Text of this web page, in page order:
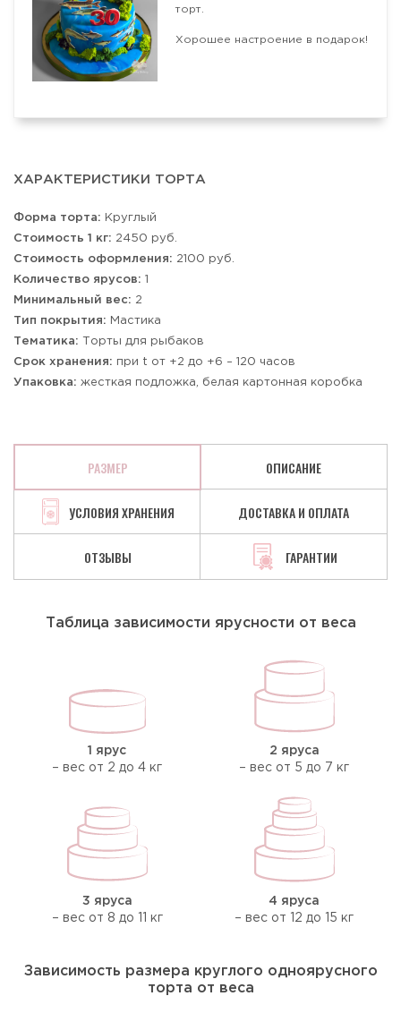
торт.
Хорошее настроение в подарок!
ХАРАКТЕРИСТИКИ ТОРТА
Форма торта: Круглый
Стоимость 1 кг: 2450 руб.
Стоимость оформления: 2100 руб.
Количество ярусов: 1
Минимальный вес: 2
Тип покрытия: Мастика
Тематика: Торты для рыбаков
Срок хранения: при t от +2 до +6 – 120 часов
Упаковка: жесткая подложка, белая картонная коробка
РАЗМЕР ОПИСАНИЕ
УСЛОВИЯ ХРАНЕНИЯ ДОСТАВКА И ОПЛАТА
ОТЗЫВЫ ГАРАНТИИ
Таблица зависимости ярусности от веса
1 ярус
– вес от 2 до 4 кг
2 яруса
– вес от 5 до 7 кг
3 яруса
– вес от 8 до 11 кг
4 яруса
– вес от 12 до 15 кг
Зависимость размера круглого одноярусного
торта от веса